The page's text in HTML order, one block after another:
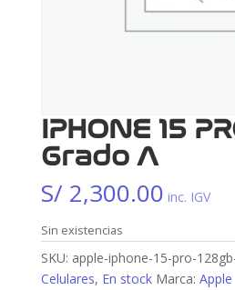
IPHONE 15
Grado A
S/ 2,300.00 inc. IGV
Sin existencias
SKU: apple-iphone-15-pro-
Celulares, En stock Marca: Apple